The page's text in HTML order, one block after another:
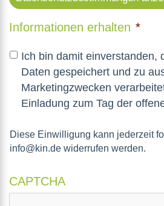
Informationen erhalten *
Ich bin damit einverstanden,
Daten gespeichert und zu
Marketingzwecken
Einladung zum Tag der
Diese Einwilligung kann jederzeit
info@kin.de widerrufen werden.
CAPTCHA